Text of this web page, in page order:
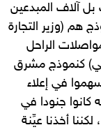
آلاف المبدعين
هم (وزير التجارة
الراحل
كنموذج مشرق
في إعلاء
كانوا جنودا في
أخذنا عيِّنة